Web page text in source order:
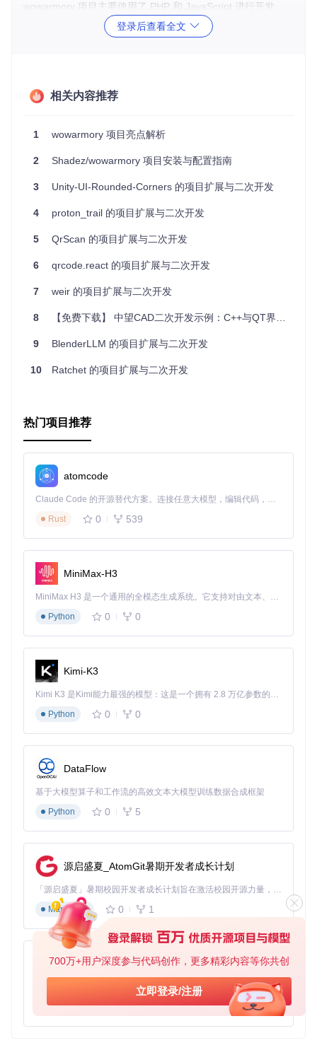
700万+用户深度参与代码创作，更多精彩内容等你共创
立即登录/注册
wowarmory 项目主要使用了 PHP 和 JavaScript 进行开发，
但在具体实现中，可能还依赖于以下一些框架或库：
jQuery：简化 JavaScript 编码，提供简洁的 API 操作 DOM
和事件处理。
项目的代码目录及介绍
项目的代码目录结构大致如下：
css/：存储样式表文件。
images/：存放图片资源。
js/ ：存放 JavaScript 文件。
sql/：可能包含 SQL 查询脚本。
对项目进行扩展或者二次开发的方向
对于 wowarmory 项目的扩展或二次开发，可以考虑以下几个
互动性。
好的使用体验。
数据可视化
方式展示游戏数据。
API 接口开发：开发 RESTful API 接口，允许第三方应用访
问和利用 wowarmory 的数据。
登录后查看全文
相关内容推荐
1 wowarmory 项目亮点解析
2 Shadez/wowarmory 项目安装与配置指南
3 Unity-UI-Rounded-Corners 的项目扩展与二次开发
4 proton_trail 的项目扩展与二次开发
5 QrScan 的项目扩展与二次开发
6 qrcode.react 的项目扩展与二次开发
7 weir 的项目扩展与二次开发
8 【免费下载】 中望CAD二次开发示例：C++与QT界面的完美结合
9 BlenderLLM 的项目扩展与二次开发
10 Ratchet 的项目扩展与二次开发
热门项目推荐
atomcode
Claude Code 的开源替代方案。连接任意大模型，编辑代码，运行命令，自动验证 — 全自动执行。用 Rust 构建，极致性能。 ｜ An open-source alternative to Claude Code. Connect any LLM, edit code, run commands, and verify changes — autonomously. Built in Rust for speed. Get Started
Rust
0 539
MiniMax-H3
MiniMax H3 是一个通用的全模态生成系统。它支持对由文本、图像、视频和音频组成的多模态上下文进行统一理解，并能生成分辨率高达 2K、时长可达 15 秒的带原生立体声音频的视频。得益于面向任务泛化的系统设计，H3 在预训练阶段就已具备广泛的多模态上下文理解与生成能力，能够出色地执行复杂的多模态指令。
Python
0 0
Kimi-K3
Kimi K3 是Kimi能力最强的模型：这是一个拥有 2.8 万亿参数的混合专家（MoE）模型，具备原生视觉理解能力，并支持 100 万 token 的上下文窗口。
Python
0 0
DataFlow
基于大模型算子和工作流的高效文本大模型训练数据合成框架
Python
0 5
源启盛夏_AtomGit暑期开发者成长计划
「源启盛夏」暑期校园开发者成长计划旨在激活校园开源力量，通过积分激励、认证扶持、资源倾斜等形式，引导高校组织和开发者完成「入驻 — 建项目 — 做贡献 — 获认证 — 得资源」的完整闭环。无论你是想带领社团入驻平台的组织者，还是希望用代码贡献证明自己的开发者，都能在这里找到属于你的成长路径。
Markdown
0 1
py-xiaozhi
基于Python的Xiaozhi AI，适用于想要完整Xiaozhi体验而无需拥有专用硬件的用户。
Python
0 1